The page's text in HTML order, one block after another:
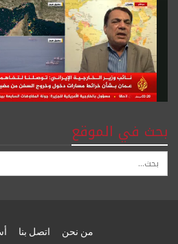
بحث في الموقع
من نحن اتصل بنا